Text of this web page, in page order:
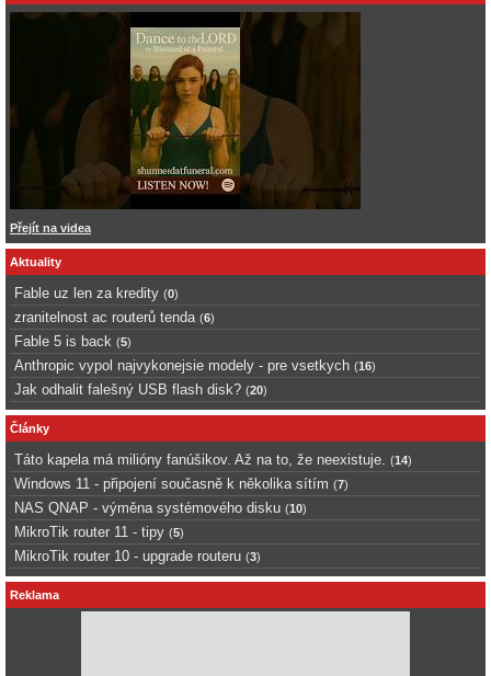
Přejít na videa
Aktuality
Fable uz len za kredity (0)
zranitelnost ac routerů tenda (6)
Fable 5 is back (5)
Anthropic vypol najvykonejsie modely - pre vsetkych (16)
Jak odhalit falešný USB flash disk? (20)
Články
Táto kapela má milióny fanúšikov. Až na to, že neexistuje. (14)
Windows 11 - připojení současně k několika sítím (7)
NAS QNAP - výměna systémového disku (10)
MikroTik router 11 - tipy (5)
MikroTik router 10 - upgrade routeru (3)
Reklama